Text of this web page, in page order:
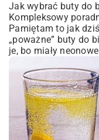
Jak wybrać buty do
Kompleksowy
Pamiętam to jak
„poważne” buty do
je, bo miały